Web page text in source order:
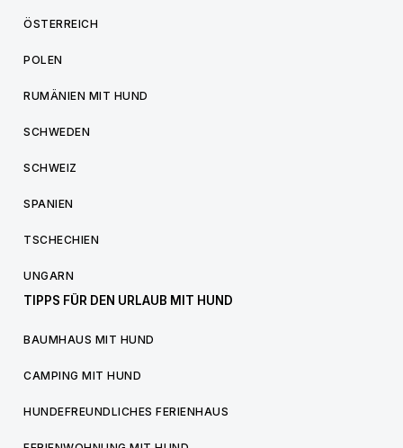
ÖSTERREICH
POLEN
RUMÄNIEN MIT HUND
SCHWEDEN
SCHWEIZ
SPANIEN
TSCHECHIEN
UNGARN
TIPPS FÜR DEN URLAUB MIT HUND
BAUMHAUS MIT HUND
CAMPING MIT HUND
HUNDEFREUNDLICHES FERIENHAUS